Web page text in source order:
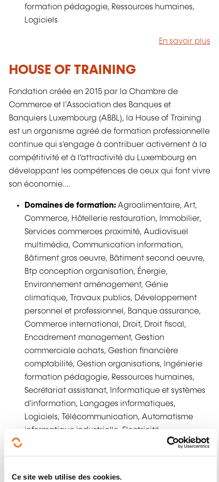
Ce site web utilise des cookies.
formation pédagogie, Ressources humaines,
Logiciels
En savoir plus
HOUSE OF TRAINING
Fondation créée en 2015 par la Chambre de
Commerce et l’Association des Banques et
Banquiers Luxembourg (ABBL), la House of Training
est un organisme agréé de formation professionnelle
continue qui s'engage à contribuer activement à la
compétitivité et à l'attractivité du Luxembourg en
développant les compétences de ceux qui font vivre
son économie....
Domaines de formation:Agroalimentaire, Art,
Commerce, Hôtellerie restauration, Immobilier,
Services commerces proximité, Audiovisuel
multimédia, Communication information,
Bâtiment gros oeuvre, Bâtiment second oeuvre,
Btp conception organisation, Énergie,
Environnement aménagement, Génie
climatique, Travaux publics, Développement
personnel et professionnel, Banque assurance,
Commerce international, Droit, Droit fiscal,
Encadrement management, Gestion
commerciale achats, Gestion financière
comptabilité, Gestion organisations, Ingénierie
formation pédagogie, Ressources humaines,
Secrétariat assistanat, Informatique et systèmes
d'information, Langages informatiques,
Logiciels, Télécommunication, Automatisme
informatique industrielle, Electricité,
Électronique, Mécanique théorique, Gestion
qualité, Prévention sécurité, Qualité industrielle,